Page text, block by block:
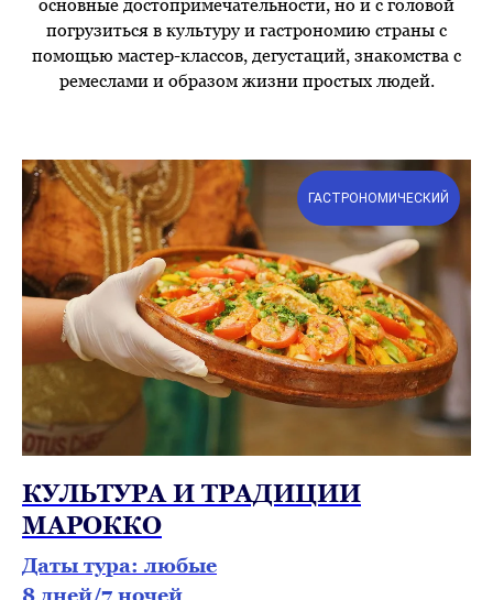
погрузиться в культуру и гастрономию страны с
помощью мастер-классов, дегустаций, знакомства с
ремеслами и образом жизни простых людей.
ГАСТРОНОМИЧЕСКИЙ
КУЛЬТУРА И ТРАДИЦИИ
МАРОККО
Даты тура: любые
8 дней/7 ночей